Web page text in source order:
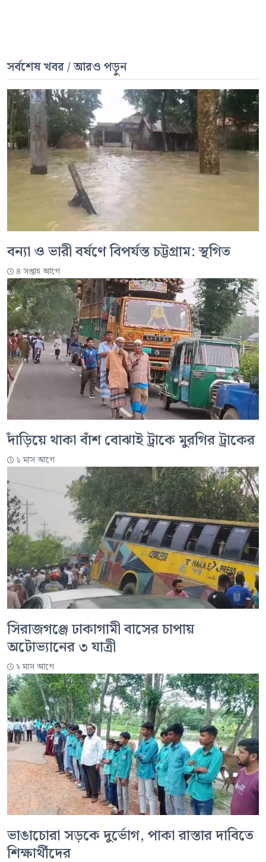
সর্বশেষ খবর / আরও পড়ুন
বন্যা ও ভারী বর্ষণে বিপর্যস্ত চট্টগ্রাম: স্থগিত
৪ সপ্তাহ আগে
দাঁড়িয়ে থাকা বাঁশ বোঝাই ট্রাকে মুরগির ট্রাকের
১ মাস আগে
সিরাজগঞ্জে ঢাকাগামী বাসের চাপায়
অটোভ্যানের ৩ যাত্রী
২ মাস আগে
ভাঙাচোরা সড়কে দুর্ভোগ, পাকা রাস্তার দাবিতে
শিক্ষার্থীদের